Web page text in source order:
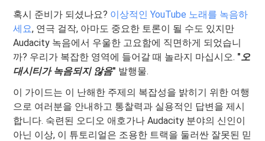
혹시 준비가 되셨나요? 이상적인 YouTube 노래를 녹음하
세요, 연극 걸작, 아마도 중요한 토론이 될 수도 있지만
Audacity 녹음에서 우울한 고요함에 직면하게 되었습니
까? 우리가 복잡한 영역에 들어갈 때 놀라지 마십시오. "오
대시티가 녹음되지 않음" 발행물.
이 가이드는 이 난해한 주제의 복잡성을 밝히기 위한 여행
으로 여러분을 안내하고 통찰력과 실용적인 답변을 제시
합니다. 숙련된 오디오 애호가나 Audacity 분야의 신인이
아닌 이상, 이 튜토리얼은 조용한 트랙을 둘러싼 잘못된 믿